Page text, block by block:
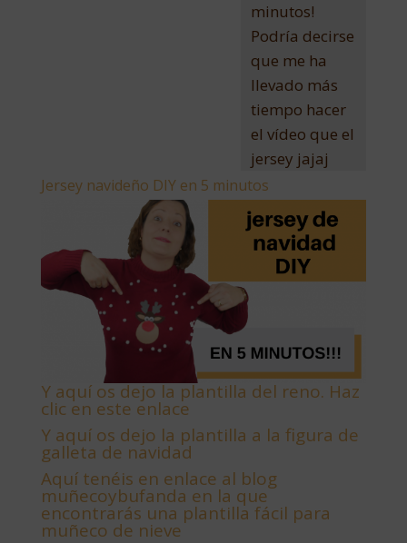
minutos!
Podría decirse
que me ha
llevado más
tiempo hacer
el vídeo que el
jersey jajaj
Jersey navideño DIY en 5 minutos
Y aquí os dejo la plantilla del reno. Haz
clic en este enlace
Y aquí os dejo la plantilla a la figura de
galleta de navidad
Aquí tenéis en enlace al blog
muñecoybufanda en la que
encontrarás una plantilla fácil para
muñeco de nieve